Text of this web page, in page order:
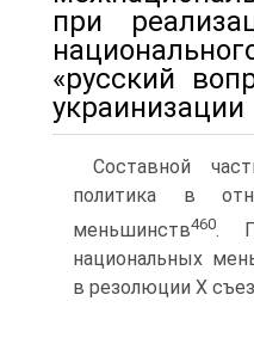
при
«русский
украинизации
Составной
политика в
меньшинств460.
национальных
в резолюции Х